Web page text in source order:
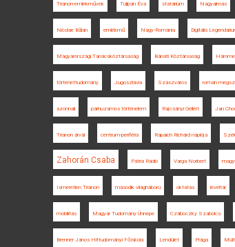
Trianon-emlékművek Tulipán Éva statárium Nagyalmás
Nicolae Bălan emlékmű Nagy-Románia Digitális
Magyarországi Tanácsköztársaság Bánáti Köztársaság
történettudomány Jugoszlávia Szászváros román
azonnali párhuzamos történelem Rajcsányi Gellért Jan
Trianon árvái centrum-periféria Rapaich Richárd naplója
Zahorán Csaba Pátria Rádió Varga Norbert
Ismeretlen Trianon második világháború oktatás levéltár
mobilitás Magyar Tudomány Ünnepe Czáboczky Szabolcs
Brenner János Hittudományi Főiskola Lendület Prága